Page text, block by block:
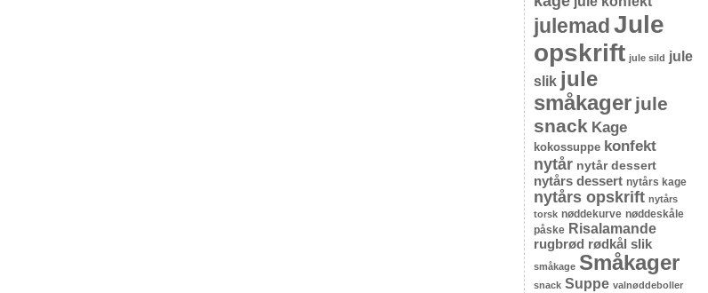
julemad Jule
opskrift jule sild jule
slik jule
småkager jule
snack Kage
kokossuppe konfekt
nytår nytår dessert
nytårs dessert nytårs kage
nytårs opskrift nytårs
torsk nøddekurve nøddeskåle
påske Risalamande
rugbrød rødkål slik
småkage Småkager
snack Suppe valnøddeboller